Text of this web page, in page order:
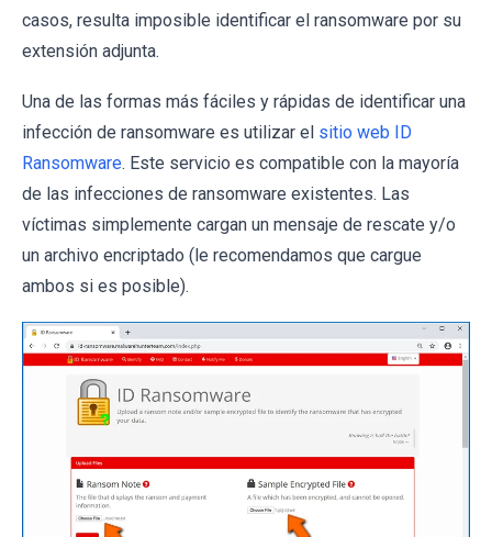
casos, resulta imposible identificar el ransomware por su
extensión adjunta.
Una de las formas más fáciles y rápidas de identificar una
infección de ransomware es utilizar el sitio web ID
Ransomware. Este servicio es compatible con la mayoría
de las infecciones de ransomware existentes. Las
víctimas simplemente cargan un mensaje de rescate y/o
un archivo encriptado (le recomendamos que cargue
ambos si es posible).